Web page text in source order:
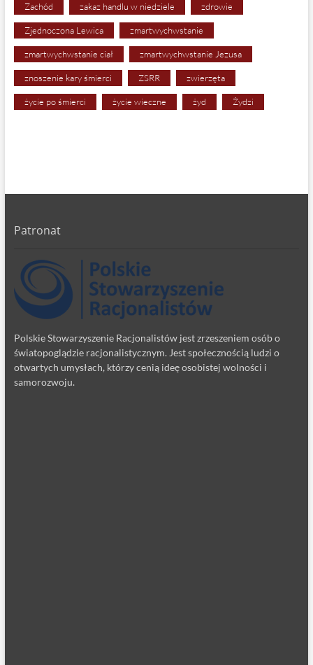
Zachód zakaz handlu w niedziele zdrowie
Zjednoczona Lewica zmartwychwstanie
zmartwychwstanie ciał zmartwychwstanie Jezusa
znoszenie kary śmierci ZSRR zwierzęta
życie po śmierci życie wieczne żyd Żydzi
Patronat
Polskie Stowarzyszenie Racjonalistów jest zrzeszeniem osób o
światopoglądzie racjonalistycznym. Jest społecznością ludzi o
otwartych umysłach, którzy cenią ideę osobistej wolności i
samorozwoju.